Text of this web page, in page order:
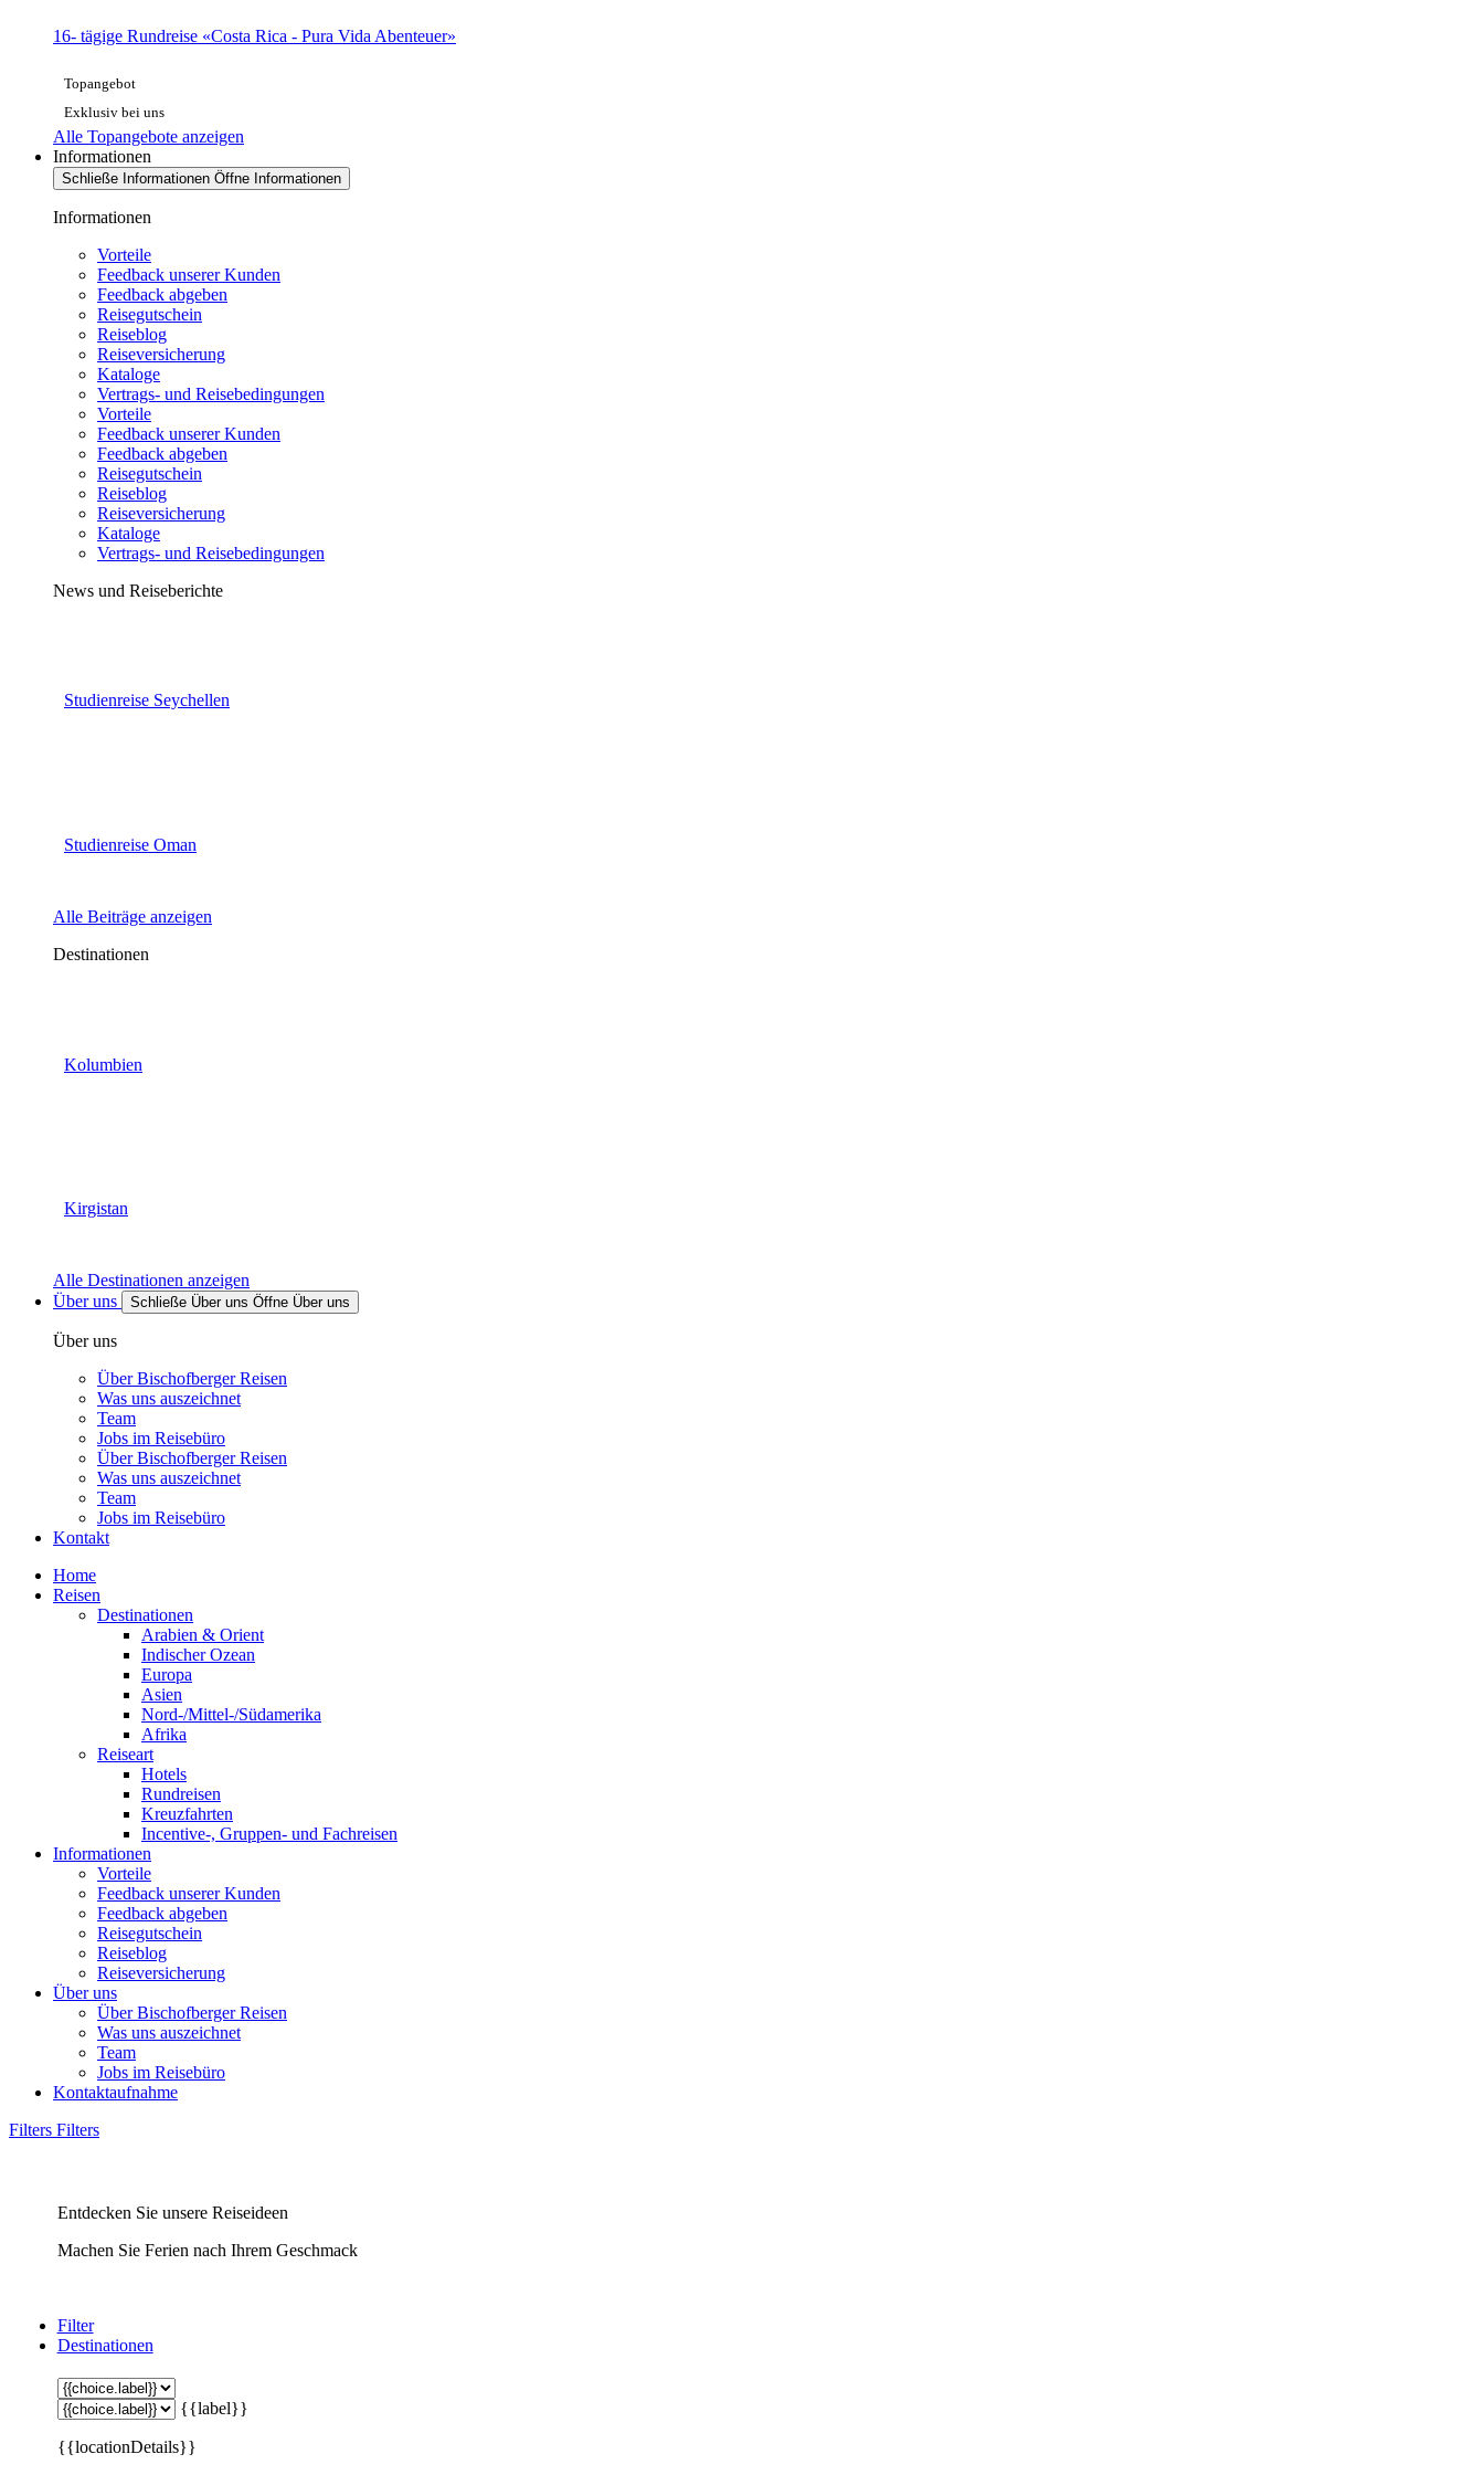
16- tägige Rundreise «Costa Rica - Pura Vida Abenteuer»
Topangebot
Exklusiv bei uns
Alle Topangebote anzeigen
Informationen
Schließe Informationen Öffne Informationen
Informationen
Vorteile
Feedback unserer Kunden
Feedback abgeben
Reisegutschein
Reiseblog
Reiseversicherung
Kataloge
Vertrags- und Reisebedingungen
Vorteile
Feedback unserer Kunden
Feedback abgeben
Reisegutschein
Reiseblog
Reiseversicherung
Kataloge
Vertrags- und Reisebedingungen
News und Reiseberichte
Studienreise Seychellen
Studienreise Oman
Alle Beiträge anzeigen
Destinationen
Kolumbien
Kirgistan
Alle Destinationen anzeigen
Über uns
Schließe Über uns Öffne Über uns
Über uns
Über Bischofberger Reisen
Was uns auszeichnet
Team
Jobs im Reisebüro
Über Bischofberger Reisen
Was uns auszeichnet
Team
Jobs im Reisebüro
Kontakt
Home
Reisen
Destinationen
Arabien & Orient
Indischer Ozean
Europa
Asien
Nord-/Mittel-/Südamerika
Afrika
Reiseart
Hotels
Rundreisen
Kreuzfahrten
Incentive-, Gruppen- und Fachreisen
Informationen
Vorteile
Feedback unserer Kunden
Feedback abgeben
Reisegutschein
Reiseblog
Reiseversicherung
Über uns
Über Bischofberger Reisen
Was uns auszeichnet
Team
Jobs im Reisebüro
Kontaktaufnahme
Filters Filters
Entdecken Sie unsere Reiseideen
Machen Sie Ferien nach Ihrem Geschmack
Filter
Destinationen
{{label}}
{{locationDetails}}